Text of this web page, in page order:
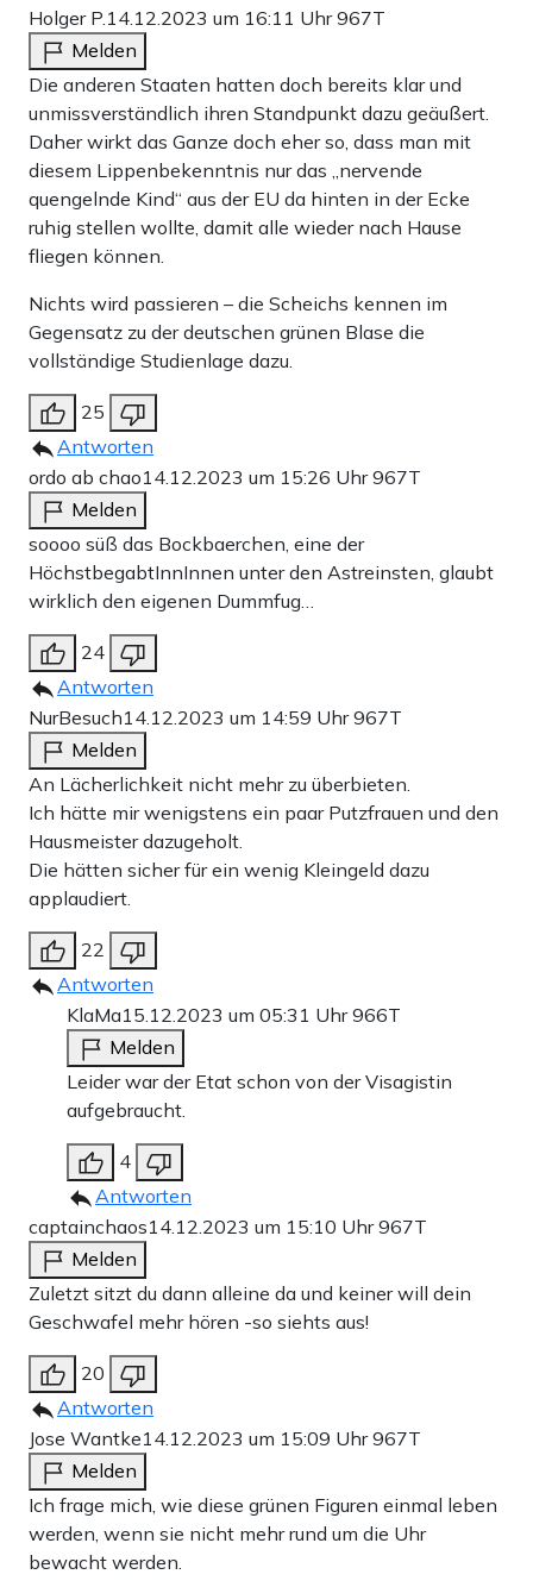
Holger P.14.12.2023 um 16:11 Uhr967T
Melden
Die anderen Staaten hatten doch bereits klar und
unmissverständlich ihren Standpunkt dazu geäußert.
Daher wirkt das Ganze doch eher so, dass man mit
diesem Lippenbekenntnis nur das „nervende
quengelnde Kind“ aus der EU da hinten in der Ecke
ruhig stellen wollte, damit alle wieder nach Hause
fliegen können.
Nichts wird passieren – die Scheichs kennen im
Gegensatz zu der deutschen grünen Blase die
vollständige Studienlage dazu.
25
Antworten
ordo ab chao14.12.2023 um 15:26 Uhr967T
Melden
soooo süß das Bockbaerchen, eine der
HöchstbegabtInnInnen unter den Astreinsten, glaubt
wirklich den eigenen Dummfug…
24
Antworten
NurBesuch14.12.2023 um 14:59 Uhr967T
Melden
An Lächerlichkeit nicht mehr zu überbieten.
Ich hätte mir wenigstens ein paar Putzfrauen und den
Hausmeister dazugeholt.
Die hätten sicher für ein wenig Kleingeld dazu
applaudiert.
22
Antworten
KlaMa15.12.2023 um 05:31 Uhr966T
Melden
Leider war der Etat schon von der Visagistin
aufgebraucht.
4
Antworten
captainchaos14.12.2023 um 15:10 Uhr967T
Melden
Zuletzt sitzt du dann alleine da und keiner will dein
Geschwafel mehr hören -so siehts aus!
20
Antworten
Jose Wantke14.12.2023 um 15:09 Uhr967T
Melden
Ich frage mich, wie diese grünen Figuren einmal leben
werden, wenn sie nicht mehr rund um die Uhr
bewacht werden.